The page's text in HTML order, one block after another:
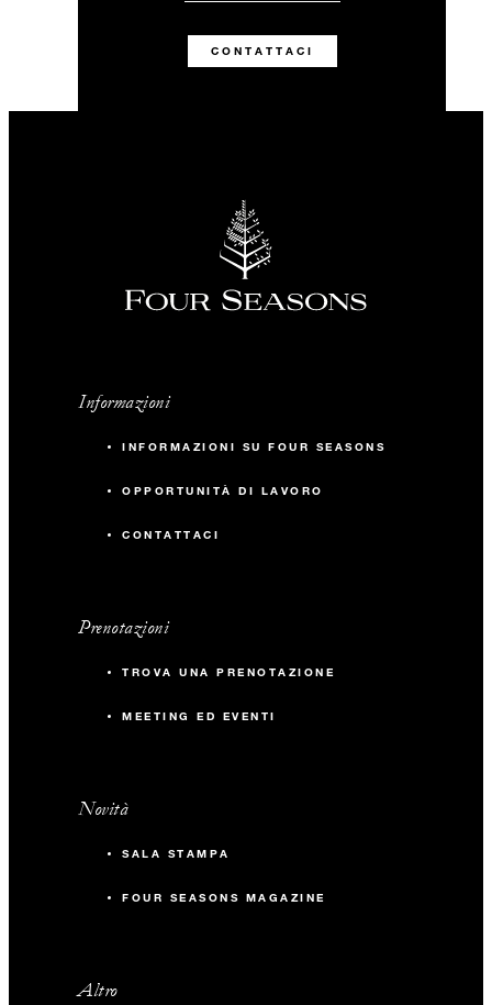
CONTATTACI
Informazioni
INFORMAZIONI SU FOUR SEASONS
OPPORTUNITÀ DI LAVORO
CONTATTACI
Prenotazioni
TROVA UNA PRENOTAZIONE
MEETING ED EVENTI
Novità
SALA STAMPA
FOUR SEASONS MAGAZINE
Altro